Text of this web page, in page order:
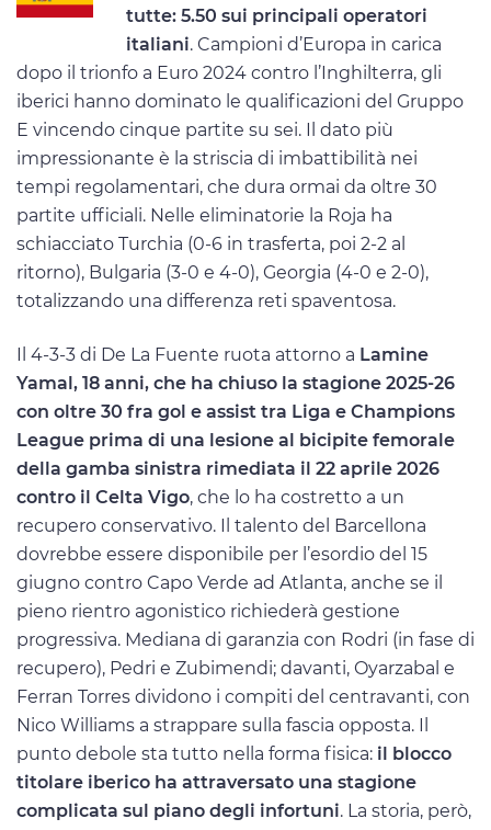
tutte: 5.50 sui principali operatori
italiani. Campioni d’Europa in carica
dopo il trionfo a Euro 2024 contro l’Inghilterra, gli
iberici hanno dominato le qualificazioni del Gruppo
E vincendo cinque partite su sei. Il dato più
impressionante è la striscia di imbattibilità nei
tempi regolamentari, che dura ormai da oltre 30
partite ufficiali. Nelle eliminatorie la Roja ha
schiacciato Turchia (0-6 in trasferta, poi 2-2 al
ritorno), Bulgaria (3-0 e 4-0), Georgia (4-0 e 2-0),
totalizzando una differenza reti spaventosa.
Il 4-3-3 di De La Fuente ruota attorno a Lamine
Yamal, 18 anni, che ha chiuso la stagione 2025-26
con oltre 30 fra gol e assist tra Liga e Champions
League prima di una lesione al bicipite femorale
della gamba sinistra rimediata il 22 aprile 2026
contro il Celta Vigo, che lo ha costretto a un
recupero conservativo. Il talento del Barcellona
dovrebbe essere disponibile per l’esordio del 15
giugno contro Capo Verde ad Atlanta, anche se il
pieno rientro agonistico richiederà gestione
progressiva. Mediana di garanzia con Rodri (in fase di
recupero), Pedri e Zubimendi; davanti, Oyarzabal e
Ferran Torres dividono i compiti del centravanti, con
Nico Williams a strappare sulla fascia opposta. Il
punto debole sta tutto nella forma fisica: il blocco
titolare iberico ha attraversato una stagione
complicata sul piano degli infortuni. La storia, però,